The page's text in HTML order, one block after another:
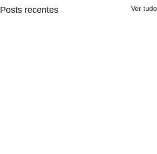
Posts recentes Ver tudo